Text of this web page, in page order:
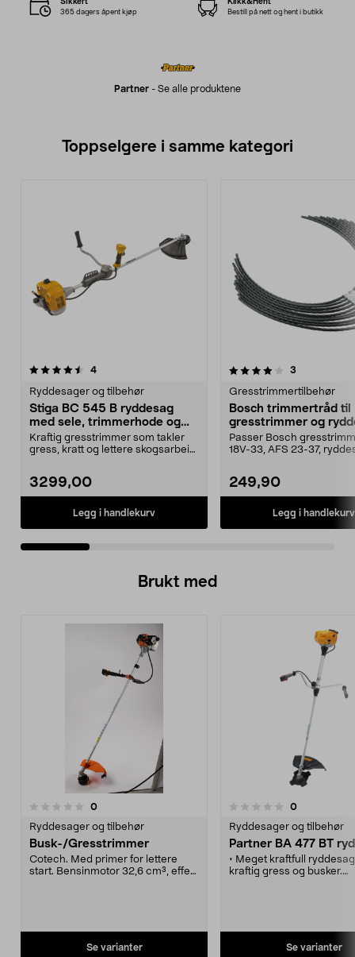
Partner - Se alle produktene
365 dagers åpent kjøp Bestill på nett og hent i butikk
Toppselgere i samme kategori
4anmeldelser
Ryddesager og tilbehør
Stiga BC 545 B ryddesag
med sele, trimmerhode og
klinge
Kraftig gresstrimmer som takler
gress, kratt og lettere skogsarbeid.
3299,00
Legg i handlekurv
4.0 av 5 stjerner 3
Gresstrimmertilbehør
Bosch trimmertråd til
gresstrimmer og
10-pakning
Passer Bosch
18V-33, AFS 23-37,
249,90
Legg i handlekurv
4.5 av 5 stjerner
Brukt med
0anmeldelser
Ryddesager og tilbehør
Busk-/Gresstrimmer
Cotech. Med primer for lettere
start. Bensinmotor 32,6 cm³, effekt
Se varianter
0.0 av 5 stjerner 0anmeldelser
Ryddesager og tilbehør
Partner BA 477 BT
• Meget kraftfull
kraftig gress og busker.
• Tap'n Go trimmerhode
halvautomatiskSe varianter
0.0 av 5 stjerner